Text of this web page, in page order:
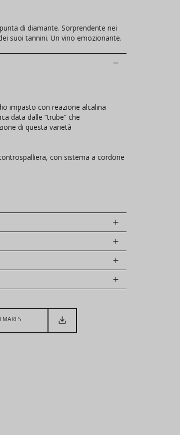
di diamante. Sorprendente nei
suoi tannini. Un vino emozionante.
impasto con reazione alcalina
data dalle “trube” che
di questa varietà
con sistema a cordone